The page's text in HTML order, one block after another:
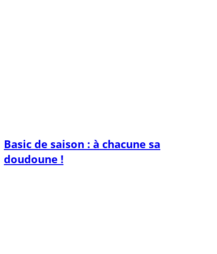
Basic de saison : à chacune sa
doudoune !